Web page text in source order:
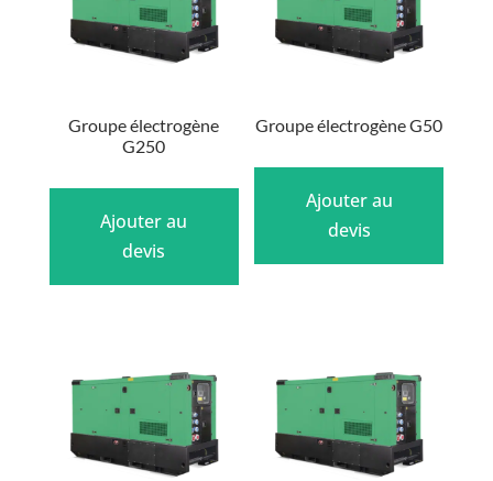
Groupe électrogène
G250
Ajouter au
devis
Groupe électrogène G50
Ajouter au
devis